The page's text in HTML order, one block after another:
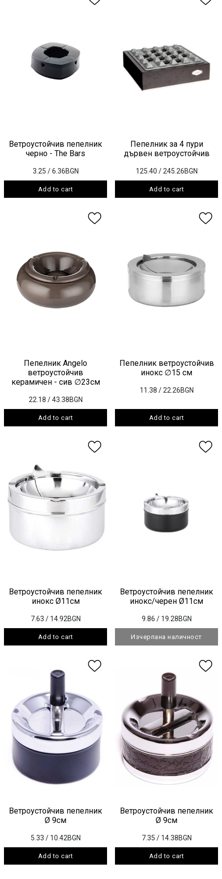
Ветроустойчив пепелник
черно - The Bars
3.25 / 6.36BGN
Add to cart
Пепелник за 4 пури
дървен ветроустойчив
125.40 / 245.26BGN
Add to cart
Пепелник Angelo
ветроустойчив
керамичен - сив ∅23см
22.18 / 43.38BGN
Add to cart
Пепелник ветроустойчив
инокс ∅15 см
11.38 / 22.26BGN
Add to cart
Ветроустойчив пепелник
инокс Ø11см
7.63 / 14.92BGN
Add to cart
Ветроустойчив пепелник
инокс/черен Ø11см
9.86 / 19.28BGN
Изчерпана наличност
Ветроустойчив пепелник
Ø 9см
5.33 / 10.42BGN
Add to cart
Ветроустойчив пепелник
Ø 9см
7.35 / 14.38BGN
Add to cart